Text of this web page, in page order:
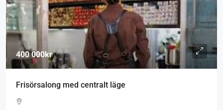
400 000kr
Frisörsalong med centralt läge